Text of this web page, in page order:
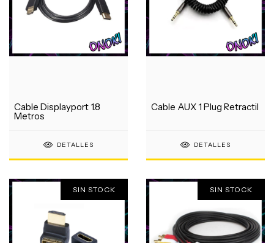
Cable Displayport 1.8
Metros
DETALLES
Cable AUX 1 Plug Retractil
DETALLES
SIN STOCK SIN STOCK